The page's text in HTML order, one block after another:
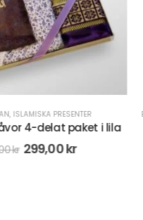
QURAN,ISLAMISKA PRESENTER
med digital